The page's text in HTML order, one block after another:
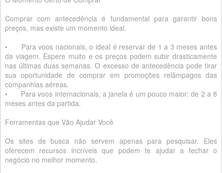
Comprar com antecedência é fundamental para garantir bons
preços, mas existe um momento ideal.
•
Para voos nacionais, o ideal é reservar de 1 a 3 meses antes
da viagem. Espere muito e os preços podem subir drasticamente
nas últimas duas semanas. O excesso de antecedência pode tirar
sua oportunidade de comprar em promoções relâmpagos das
companhias aéreas.
•
Para voos internacionais, a janela é um pouco maior: de 2 a 8
meses antes da partida.
Ferramentas que Vão Ajudar Você
Os sites de busca não servem apenas para pesquisar. Eles
oferecem recursos incríveis que podem te ajudar a fechar o
negócio no melhor momento.